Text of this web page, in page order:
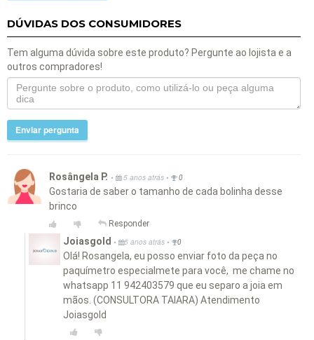
DÚVIDAS DOS CONSUMIDORES
Tem alguma dúvida sobre este produto? Pergunte ao lojista e a
outros compradores!
Enviar pergunta
Rosângela P. • 5 anos atrás • 0
Gostaria de saber o tamanho de cada bolinha desse
brinco
Responder
Joiasgold • 5 anos atrás • 0
Olá! Rosangela, eu posso enviar foto da peça no
paquímetro especialmete para você, me chame no
whatsapp 11 942403579 que eu separo a joia em
mãos. (CONSULTORA TAIARA) Atendimento
Joiasgold